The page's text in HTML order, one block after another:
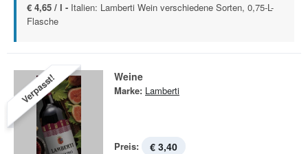
€ 4,65 / l - Italien: Lamberti Wein verschiedene Sorten, 0,75-L-
Flasche
Verpasst! Weine
Marke: Lamberti
Preis: € 3,40